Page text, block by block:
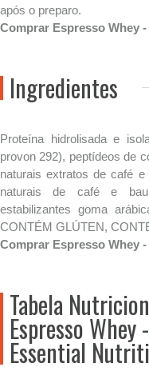
após o preparo.
Comprar Espresso Whey
Ingredientes
Proteína hidrolisada e
provon 292), peptídeos de
naturais extratos de café
naturais de café e
estabilizantes goma
CONTÉM GLÚTEN,
Comprar Espresso Whey
Tabela
Espresso
Essential